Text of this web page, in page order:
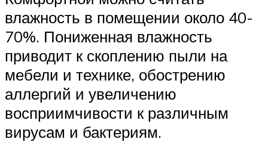
влажность в помещении около 40-
70%. Пониженная влажность
приводит к скоплению пыли на
мебели и технике, обострению
аллергий и увеличению
восприимчивости к различным
вирусам и бактериям.